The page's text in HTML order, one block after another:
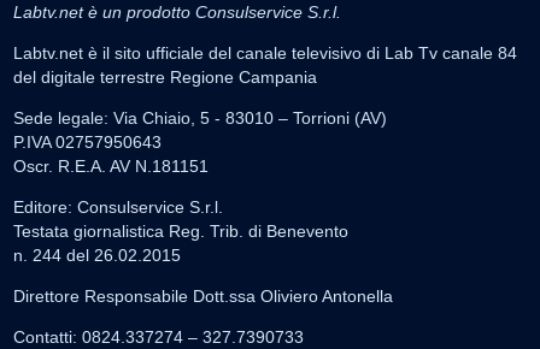
Labtv.net è un prodotto Consulservice S.r.l.
Labtv.net è il sito ufficiale del canale televisivo di Lab Tv canale 84
del digitale terrestre Regione Campania
Sede legale: Via Chiaio, 5 - 83010 – Torrioni (AV)
P.IVA 02757950643
Oscr. R.E.A. AV N.181151
Editore: Consulservice S.r.l.
Testata giornalistica Reg. Trib. di Benevento
n. 244 del 26.02.2015
Direttore Responsabile Dott.ssa Oliviero Antonella
Contatti: 0824.337274 – 327.7390733